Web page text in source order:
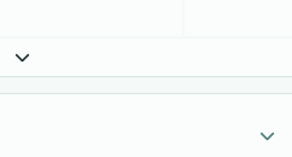
Expand topic overview